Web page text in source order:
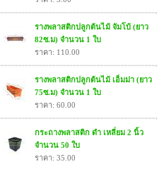
รางพลาสติกปลูกต้นไม้ จัมโบ้ (ยาว
82ซ.ม) จำนวน 1 ใบ
ราคา: 110.00
รางพลาสติกปลูกต้นไม้ เอ็มม่า (ยาว
75ซ.ม) จำนวน 1 ใบ
ราคา: 60.00
กระถางพลาสติก ดำ เหลี่ยม 2 นิ้ว
จำนวน 50 ใบ
ราคา: 35.00